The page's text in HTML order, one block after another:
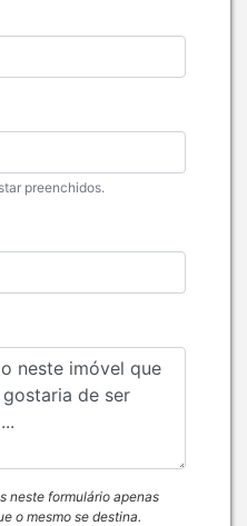
preenchidos.
neste formulário apenas
o mesmo se destina.